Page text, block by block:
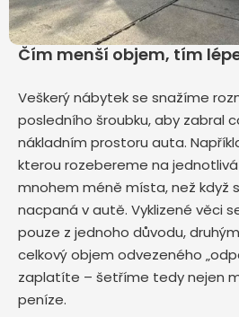
Čím menší objem, tím
Veškerý nábytek se snažíme
posledního šroubku, aby zabral
nákladním prostoru auta.
kterou rozebereme na
mnohem méně místa, než když
nacpaná v autě. Vyklizené věci
pouze z jednoho důvodu,
celkový objem odvezeného
zaplatíte – šetříme tedy nejen
peníze.